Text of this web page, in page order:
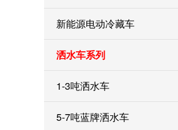
新能源电动冷藏车
洒水车系列
1-3吨洒水车
5-7吨蓝牌洒水车